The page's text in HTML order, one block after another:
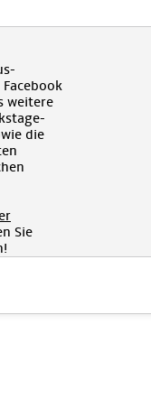
weitere
die
Sie